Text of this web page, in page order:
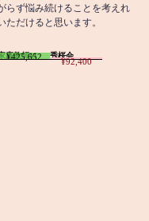
らず悩み続けることを考えれ
だけると思います。
庭教師M
¥425,652 秀桜会
¥92,400